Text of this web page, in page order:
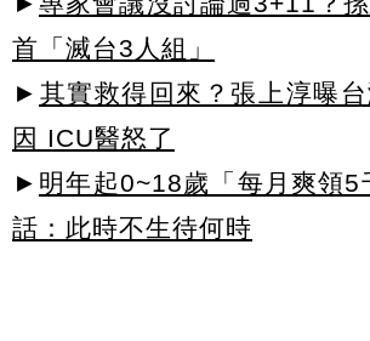
首「滅台3人組」
► 其實救得回來？張上淳曝
因 ICU醫怒了
► 明年起0~18歲「每月爽領5
話：此時不生待何時